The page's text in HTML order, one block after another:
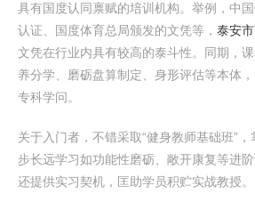
具有国度认同禀赋的培训机构。举例，中国
认证、国度体育总局颁发的文凭等， 泰安
文凭在行业内具有较高的泰斗性。同期，课
养分学、磨砺盘算制定、身形评估等本体
专科学问。
关于入门者，不错采取“健身教师基础班”
步长远学习如功能性磨砺、敞开康复等进
还提供实习契机，匡助学员积贮实战教授。